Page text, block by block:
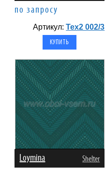
по запросу
Артикул:Tex2 002/3
Loymina Shelter